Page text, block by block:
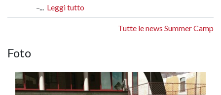
–... Leggi tutto
Tutte le news Summer Camp
Foto